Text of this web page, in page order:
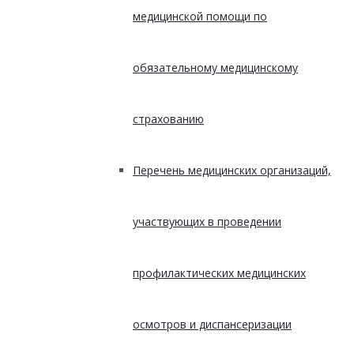
медицинской помощи по
обязательному медицинскому
страхованию
Перечень медицинских организаций,
участвующих в проведении
профилактических медицинских
осмотров и диспансеризации